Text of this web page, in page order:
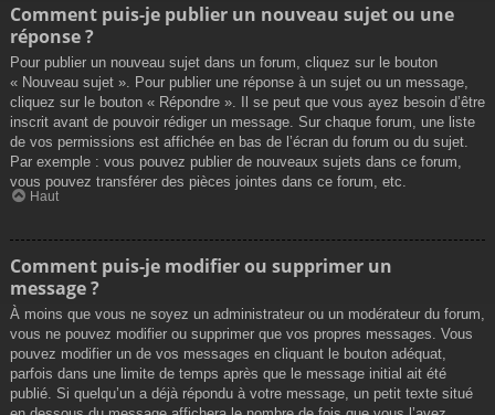
Comment puis-je publier un nouveau sujet ou une
réponse ?
Pour publier un nouveau sujet dans un forum, cliquez sur le bouton
« Nouveau sujet ». Pour publier une réponse à un sujet ou un message,
cliquez sur le bouton « Répondre ». Il se peut que vous ayez besoin d’être
inscrit avant de pouvoir rédiger un message. Sur chaque forum, une liste
de vos permissions est affichée en bas de l’écran du forum ou du sujet.
Par exemple : vous pouvez publier de nouveaux sujets dans ce forum,
vous pouvez transférer des pièces jointes dans ce forum, etc.
Haut
Comment puis-je modifier ou supprimer un
message ?
À moins que vous ne soyez un administrateur ou un modérateur du forum,
vous ne pouvez modifier ou supprimer que vos propres messages. Vous
pouvez modifier un de vos messages en cliquant le bouton adéquat,
parfois dans une limite de temps après que le message initial ait été
publié. Si quelqu’un a déjà répondu à votre message, un petit texte situé